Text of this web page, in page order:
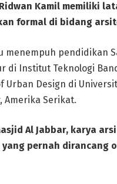
Kamil memiliki
formal di bidang
menempuh pendidikan
di Institut Teknologi
Urban Design di
Amerika Serikat.
Al Jabbar, karya
pernah dirancang